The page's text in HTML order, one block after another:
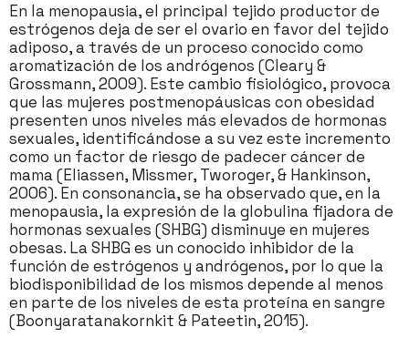
En la menopausia, el principal tejido productor de
estrógenos deja de ser el ovario en favor del tejido
adiposo, a través de un proceso conocido como
aromatización de los andrógenos (Cleary &
Grossmann, 2009). Este cambio fisiológico, provoca
que las mujeres postmenopáusicas con obesidad
presenten unos niveles más elevados de hormonas
sexuales, identificándose a su vez este incremento
como un factor de riesgo de padecer cáncer de
mama (Eliassen, Missmer, Tworoger, & Hankinson,
2006). En consonancia, se ha observado que, en la
menopausia, la expresión de la globulina fijadora de
hormonas sexuales (SHBG) disminuye en mujeres
obesas. La SHBG es un conocido inhibidor de la
función de estrógenos y andrógenos, por lo que la
biodisponibilidad de los mismos depende al menos
en parte de los niveles de esta proteína en sangre
(Boonyaratanakornkit & Pateetin, 2015).